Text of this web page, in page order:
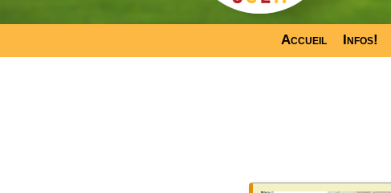
Accueil Infos!